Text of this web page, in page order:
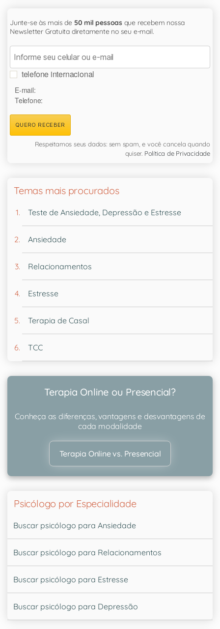
Junte-se às mais de 50 mil pessoasque recebem nossa
Newsletter Gratuita diretamente no seu e-mail.
telefone internacional
E-mail:
Telefone:
QUERO RECEBER
Respeitamos seus dados: sem spam, e você cancela quando
quiser. Política de Privacidade
Temas mais procurados
Teste de Ansiedade, Depressão e Estresse
Ansiedade
Relacionamentos
Estresse
Terapia de Casal
TCC
Terapia Online ou Presencial?
Conheça as diferenças, vantagens e desvantagens de
cada modalidade
Terapia Online vs. Presencial
Psicólogo por Especialidade
Buscar psicólogo para Ansiedade
Buscar psicólogo para Relacionamentos
Buscar psicólogo para Estresse
Buscar psicólogo para Depressão